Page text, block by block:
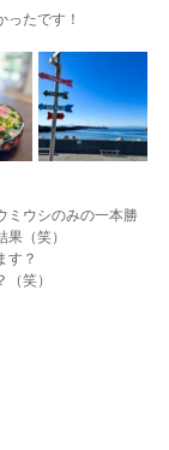
ったです！
ミウシのみの一本勝
（笑）
す？
笑）